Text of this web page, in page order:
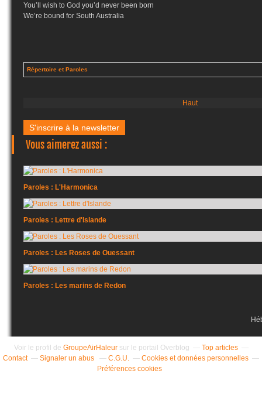
You’ll wish to God you’d never been born
We’re bound for South Australia
Répertoire et Paroles
Haut
S'inscrire à la newsletter
Vous aimerez aussi :
Paroles : L'Harmonica
Paroles : Lettre d'Islande
Paroles : Les Roses de Ouessant
Paroles : Les marins de Redon
Voir le profil de GroupeAirHaleursur le portail Overblog
Top articles
Contact
Signaler un abus C.G.U.
Cookies et données personnelles
Préférences cookies